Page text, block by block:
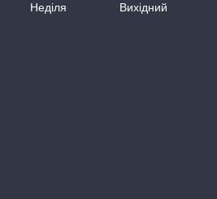
Неділя
Вихідний